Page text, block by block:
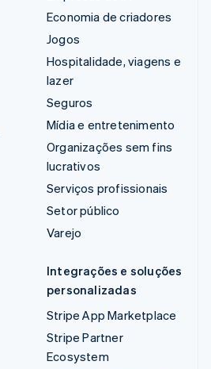
Economia de criadores
Jogos
Hospitalidade, viagens e
lazer
Seguros
Mídia e entretenimento
Organizações sem fins
lucrativos
Serviços profissionais
Setor público
Varejo
Integrações e soluções
personalizadas
Stripe App Marketplace
Stripe Partner
Ecosystem